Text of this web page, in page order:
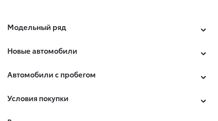
Модельный ряд
Новые автомобили
Автомобили с пробегом
Условия покупки